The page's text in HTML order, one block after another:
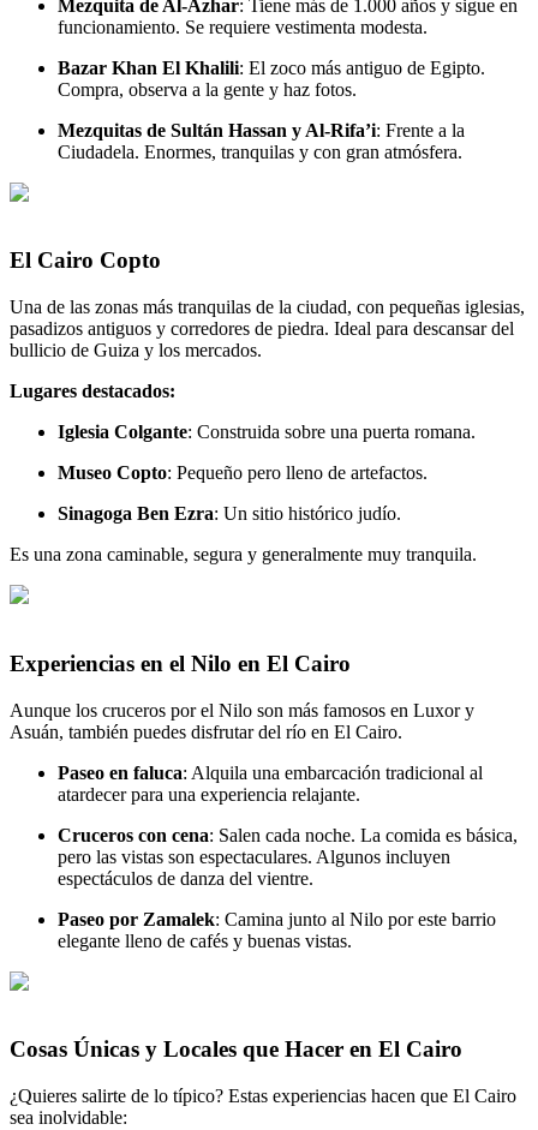
Mezquita de Al-Azhar: Tiene más de 1.000 años y sigue en
funcionamiento. Se requiere vestimenta modesta.
Bazar Khan El Khalili: El zoco más antiguo de Egipto.
Compra, observa a la gente y haz fotos.
Mezquitas de Sultán Hassan y Al-Rifa’i: Frente a la
Ciudadela. Enormes, tranquilas y con gran atmósfera.
El Cairo Copto
Una de las zonas más tranquilas de la ciudad, con pequeñas iglesias,
pasadizos antiguos y corredores de piedra. Ideal para descansar del
bullicio de Guiza y los mercados.
Lugares destacados:
Iglesia Colgante: Construida sobre una puerta romana.
Museo Copto: Pequeño pero lleno de artefactos.
Sinagoga Ben Ezra: Un sitio histórico judío.
Es una zona caminable, segura y generalmente muy tranquila.
Experiencias en el Nilo en El Cairo
Aunque los cruceros por el Nilo son más famosos en Luxor y
Asuán, también puedes disfrutar del río en El Cairo.
Paseo en faluca: Alquila una embarcación tradicional al
atardecer para una experiencia relajante.
Cruceros con cena: Salen cada noche. La comida es básica,
pero las vistas son espectaculares. Algunos incluyen
espectáculos de danza del vientre.
Paseo por Zamalek: Camina junto al Nilo por este barrio
elegante lleno de cafés y buenas vistas.
Cosas Únicas y Locales que Hacer en El Cairo
¿Quieres salirte de lo típico? Estas experiencias hacen que El Cairo
sea inolvidable: